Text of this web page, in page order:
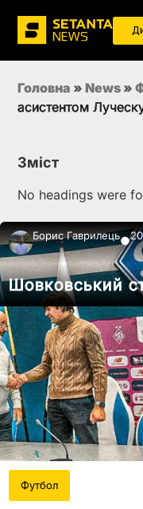
Головна » News »
асистентом
Зміст
No headings were
Борис Гаврилець●
Шовковський
Футбол